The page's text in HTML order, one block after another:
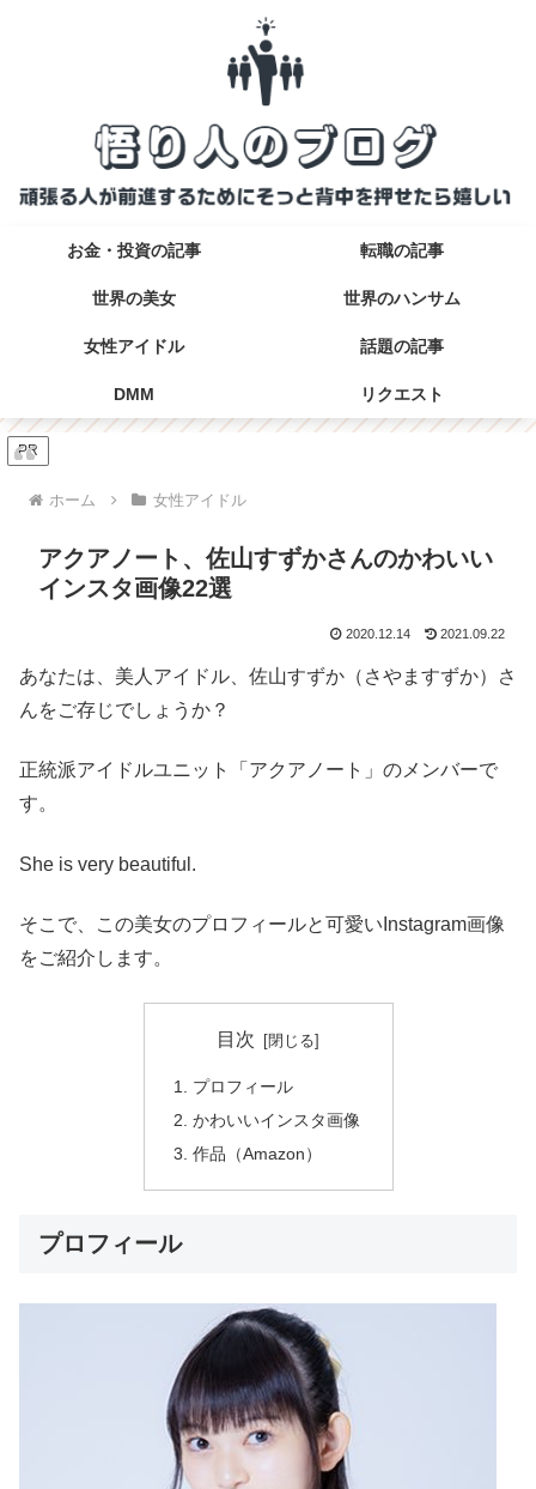
お金・投資の記事 転職の記事
世界の美女 世界のハンサム
女性アイドル 話題の記事
DMM リクエスト
PR
ホーム 女性アイドル
アクアノート、佐山すずかさんのかわいい
インスタ画像22選
2020.12.14 2021.09.22
あなたは、美人アイドル、佐山すずか（さやますずか）さ
んをご存じでしょうか？
正統派アイドルユニット「アクアノート」のメンバーで
す。
She is very beautiful.
そこで、この美女のプロフィールと可愛いInstagram画像
をご紹介します。
目次
プロフィール
かわいいインスタ画像
作品（Amazon）
プロフィール